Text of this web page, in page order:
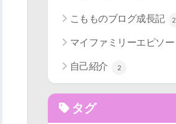
こもものブログ成長記
マイファミリーエピソー
自己紹介 2
タグ